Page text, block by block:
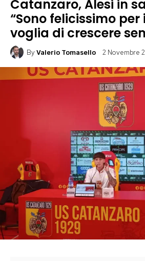
Catanzaro, Alesi in
“Sono felicissimo per
voglia di crescere
By Valerio Tomasello 2 Novembre